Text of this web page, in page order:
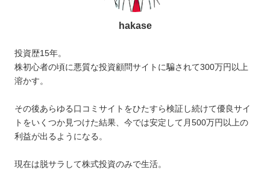
hakase
投資歴15年。
株初心者の頃に悪質な投資顧問サイトに騙されて300万円以上
溶かす。
その後あらゆる口コミサイトをひたすら検証し続けて優良サイ
トをいくつか見つけた結果、今では安定して月500万円以上の
利益が出るようになる。
現在は脱サラして株式投資のみで生活。